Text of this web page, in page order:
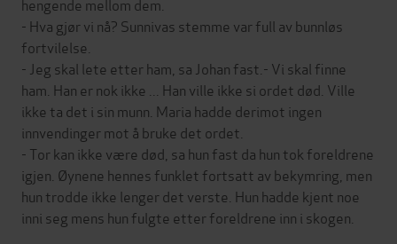
hengende mellom dem.
- Hva gjør vi nå? Sunnivas stemme var full av bunnløs
fortvilelse.
- Jeg skal lete etter ham, sa Johan fast.- Vi skal finne
ham. Han er nok ikke ... Han ville ikke si ordet død. Ville
ikke ta det i sin munn. Maria hadde derimot ingen
innvendinger mot å bruke det ordet.
- Tor kan ikke være død, sa hun fast da hun tok foreldrene
igjen. Øynene hennes funklet fortsatt av bekymring, men
hun trodde ikke lenger det verste. Hun hadde kjent noe